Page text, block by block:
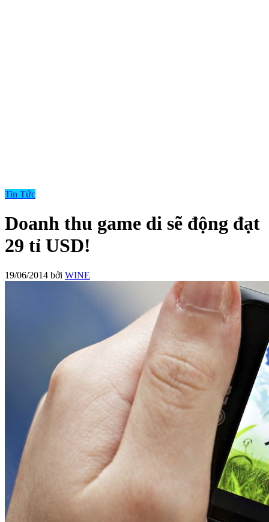
Tin Tức
Doanh thu game di sẽ động đạt
29 tỉ USD!
19/06/2014 bởi WINE